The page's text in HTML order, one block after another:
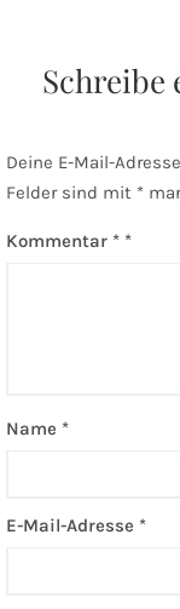
Schreibe
Deine E-Mail-
Felder sind mit *
Kommentar *
Name *
E-Mail-Adresse *